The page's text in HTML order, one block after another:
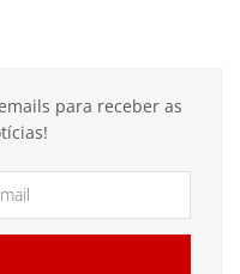
para receber as